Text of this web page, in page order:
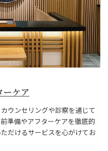
ーケア
ウンセリングや診察を通じて
準備やアフターケアを徹底的
だけるサービスを心がけてお